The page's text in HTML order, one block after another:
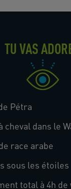
TU VAS
Pétra
cheval dans le
race arabe
sous les étoiles
total à 4h de